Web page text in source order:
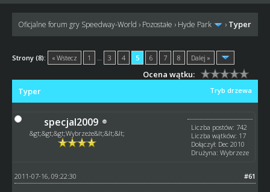
Oficjalne forum gry Speedway-World › Pozostałe › Hyde Park › Typer
Strony (8): « Wstecz 1 3 4 5 6 7 8 Dalej »
Ocena wątku:
Tryb drzewa
Typer
specjal2009
&gt;&gt;&gt;Wybrzeże&lt;&lt;&lt;
Liczba postów: 742
Liczba wątków: 17
Dołączył: Dec 2010
Drużyna: Wybrzeze
#61
2011-07-16, 09:22:30